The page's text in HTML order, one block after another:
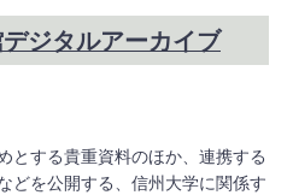
ジタルアーカイブ
とする貴重資料のほか、連携する
どを公開する、信州大学に関係す